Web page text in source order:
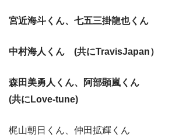
宮近海斗くん、七五三掛龍也くん
中村海人くん (共にTravisJapan）
森田美勇人くん、阿部顕嵐くん
(共にLove-tune)
梶山朝日くん、仲田拡輝くん